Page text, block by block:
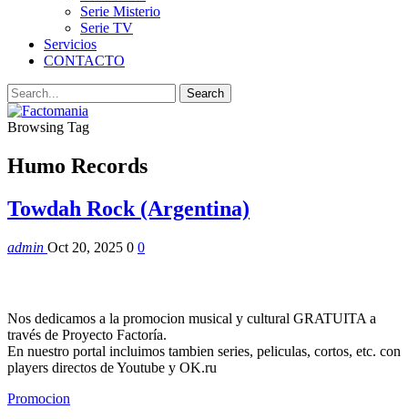
Serie Misterio
Serie TV
Servicios
CONTACTO
Browsing Tag
Humo Records
Towdah Rock (Argentina)
admin Oct 20, 2025 0 0
Nos dedicamos a la promocion musical y cultural GRATUITA a
través de Proyecto Factoría.
En nuestro portal incluimos tambien series, peliculas, cortos, etc. con
players directos de Youtube y OK.ru
Promocion